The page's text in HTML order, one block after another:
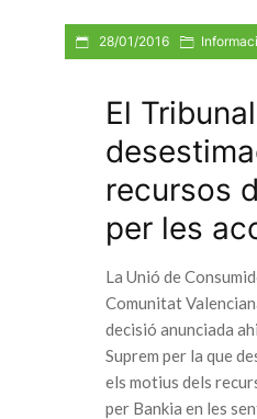
28/01/2016
El
recursos
per les
La Unió de
Comunitat
decisió anunciada
Suprem per la que
els motius dels
per Bankia en les